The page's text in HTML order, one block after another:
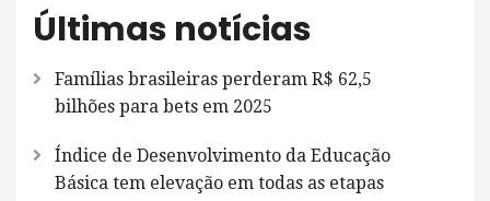
Últimas notícias
Famílias brasileiras perderam R$ 62,5
bilhões para bets em 2025
Índice de Desenvolvimento da Educação
Básica tem elevação em todas as etapas